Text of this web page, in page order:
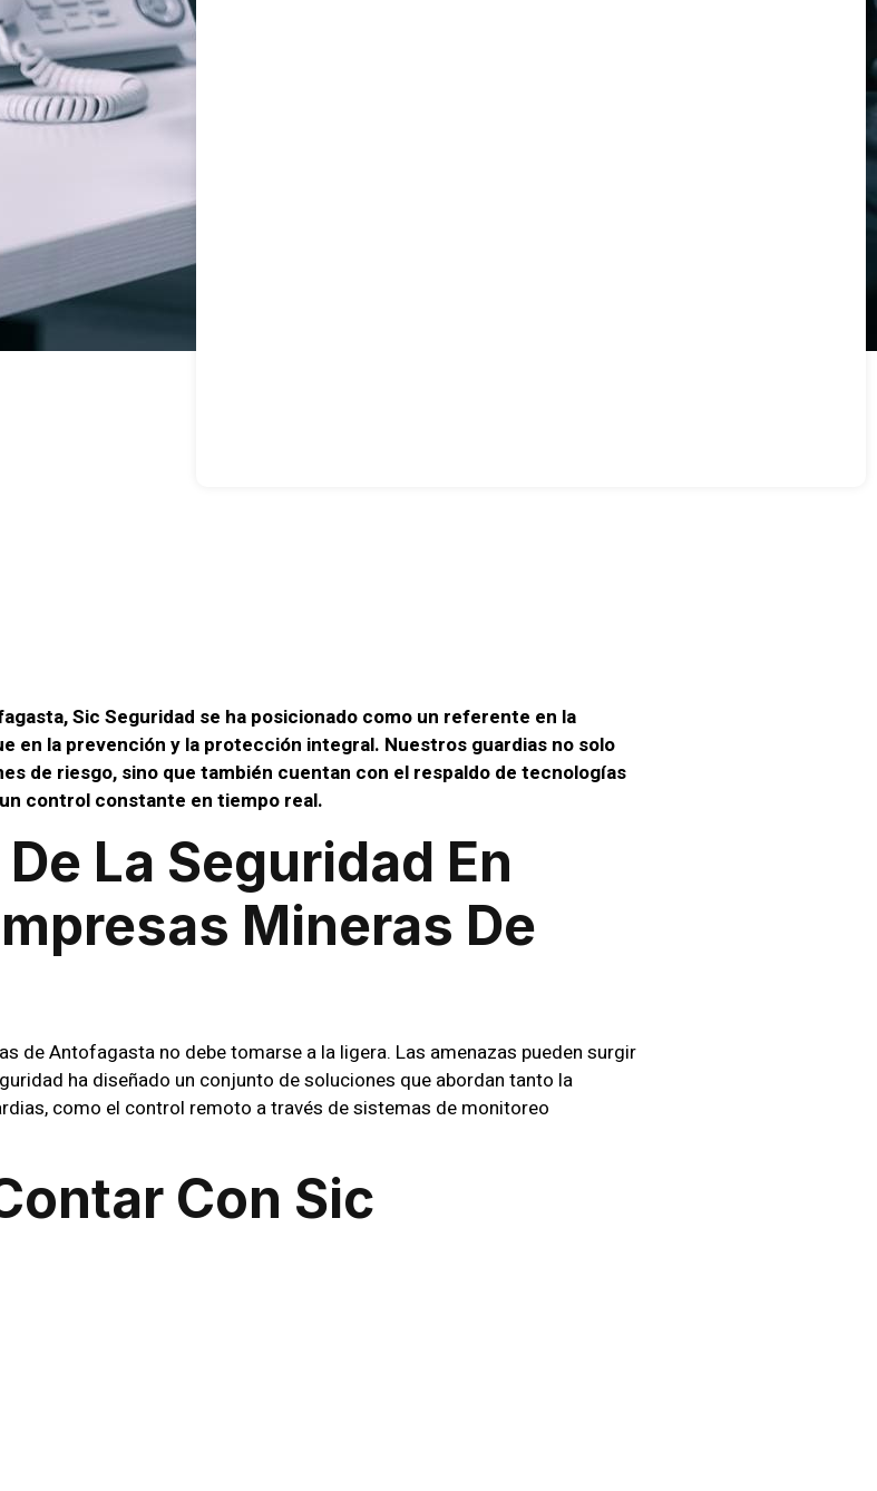
Sic Seguridad se ha posicionado como un referente en la
en la prevención y la protección integral. Nuestros guardias no solo
de riesgo, sino que también cuentan con el respaldo de tecnologías
control constante en tiempo real.
La Seguridad En
Mineras De
de Antofagasta no debe tomarse a la ligera. Las amenazas pueden surgir
ha diseñado un conjunto de soluciones que abordan tanto la
como el control remoto a través de sistemas de monitoreo
Con Sic